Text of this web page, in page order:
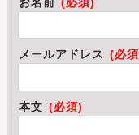
メールアドレス (必
本文 (必須)